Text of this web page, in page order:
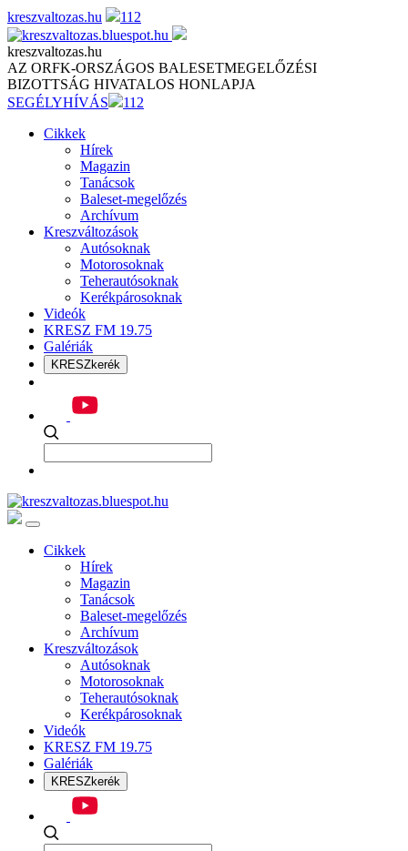
Skip
to
content
kreszvaltozas.hu 112
kreszvaltozas.hu
AZ ORFK-ORSZÁGOS BALESETMEGELŐZÉSI
BIZOTTSÁG HIVATALOS HONLAPJA
SEGÉLYHÍVÁS
112
Cikkek
Hírek
Magazin
Tanácsok
Baleset-megelőzés
Archívum
Kreszváltozások
Autósoknak
Motorosoknak
Teherautósoknak
Kerékpárosoknak
Videók
KRESZ FM 19.75
Galériák
KRESZkerék
Cikkek
Hírek
Magazin
Tanácsok
Baleset-megelőzés
Archívum
Kreszváltozások
Autósoknak
Motorosoknak
Teherautósoknak
Kerékpárosoknak
Videók
KRESZ FM 19.75
Galériák
KRESZkerék